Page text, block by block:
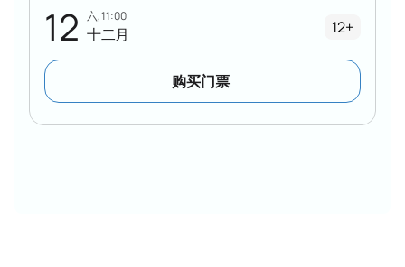
12 六, 11:00
十二月 12+
购买门票